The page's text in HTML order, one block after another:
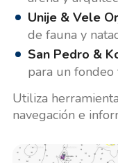
Unije & Vele
de fauna y
San Pedro &
para un
Utiliza
navegación e